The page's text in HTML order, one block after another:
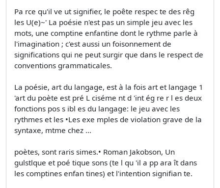
Pa rce qu'il ve ut signifier, le poête respec te des rêg
les U(e)~' La poésie n'est pas un simple jeu avec les
mots, une comptine enfantine dont le rythme parle à
l'imagination ; c'est aussi un foisonnement de
significations qui ne peut surgir que dans le respect de
conventions grammaticales.
La poésie, art du langage, est à la fois art et langage 1
'art du poète est pré­ L ciséme nt d 'int ég re r l es deux
fonctions pos­ s ibl es du langage: le jeu avec les
rythmes et les •Les exe mples de violation grave de la
syntaxe, mtme chez ...
poètes, sont raris­ simes.• Roman Jakobson, Un
gulstlque et poé tique sons (te l qu 'il a pp ara ît dans
les comptines enfan tines) et l'intention signifian te.